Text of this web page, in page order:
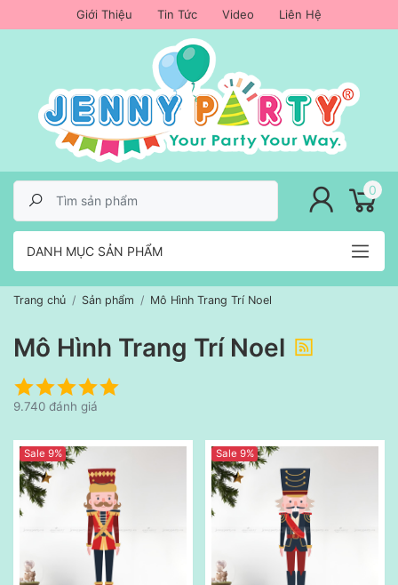
Giới Thiệu Tin Tức Video Liên Hệ
DANH MỤC SẢN PHẨM
0
Trang chủ Sản phẩm Mô Hình Trang Trí Noel
Mô Hình Trang Trí Noel
9.740 đánh giá
Sale 9% Sale 9%